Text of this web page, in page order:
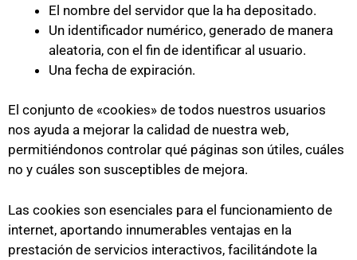
El nombre del servidor que la ha depositado.
Un identificador numérico, generado de manera
aleatoria, con el fin de identificar al usuario.
Una fecha de expiración.
El conjunto de «cookies» de todos nuestros usuarios
nos ayuda a mejorar la calidad de nuestra web,
permitiéndonos controlar qué páginas son útiles, cuáles
no y cuáles son susceptibles de mejora.
Las cookies son esenciales para el funcionamiento de
internet, aportando innumerables ventajas en la
prestación de servicios interactivos, facilitándote la